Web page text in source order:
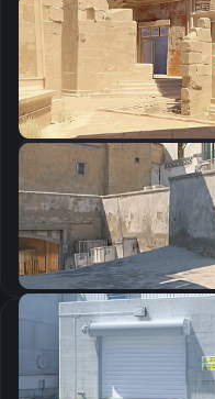
CSGO-uYxMq-
Параметры